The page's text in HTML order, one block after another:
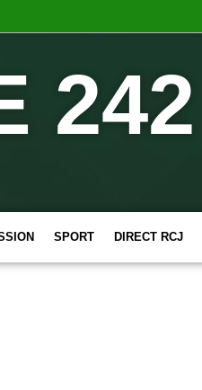
242
SPORT DIRECT RCJ